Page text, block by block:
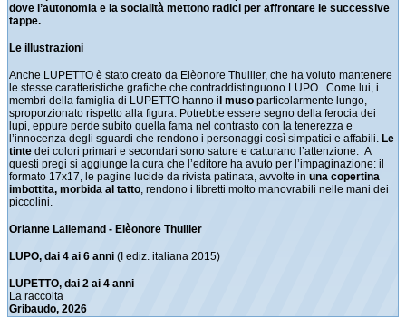
dove l’autonomia e la socialità mettono radici per affrontare le successive
tappe.
Le illustrazioni
Anche LUPETTO è stato creato da Elèonore Thullier, che ha voluto mantenere
le stesse caratteristiche grafiche che contraddistinguono LUPO. Come lui, i
membri della famiglia di LUPETTO hanno i l muso particolarmente lungo,
sproporzionato rispetto alla figura. Potrebbe essere segno della ferocia dei
lupi, eppure perde subito quella fama nel contrasto con la tenerezza e
l’innocenza degli sguardi che rendono i personaggi così simpatici e affabili. Le
tinte dei colori primari e secondari sono sature e catturano l’attenzione. A
questi pregi si aggiunge la cura che l’editore ha avuto per l’impaginazione: il
formato 17x17, le pagine lucide da rivista patinata, avvolte in una copertina
imbottita, morbida al tatto, rendono i libretti molto manovrabili nelle mani dei
piccolini.
Orianne Lallemand - Elèonore Thullier
LUPO, dai 4 ai 6 anni (I ediz. italiana 2015)
LUPETTO, dai 2 ai 4 anni
La raccolta
Gribaudo, 2026